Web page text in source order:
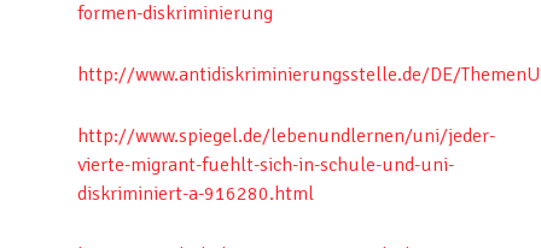
formen-diskriminierung
http://www.antidiskriminierungsstelle.de/DE/
http://www.spiegel.de/lebenundlernen/uni/jeder-
vierte-migrant-fuehlt-sich-in-schule-und-uni-
diskriminiert-a-916280.html